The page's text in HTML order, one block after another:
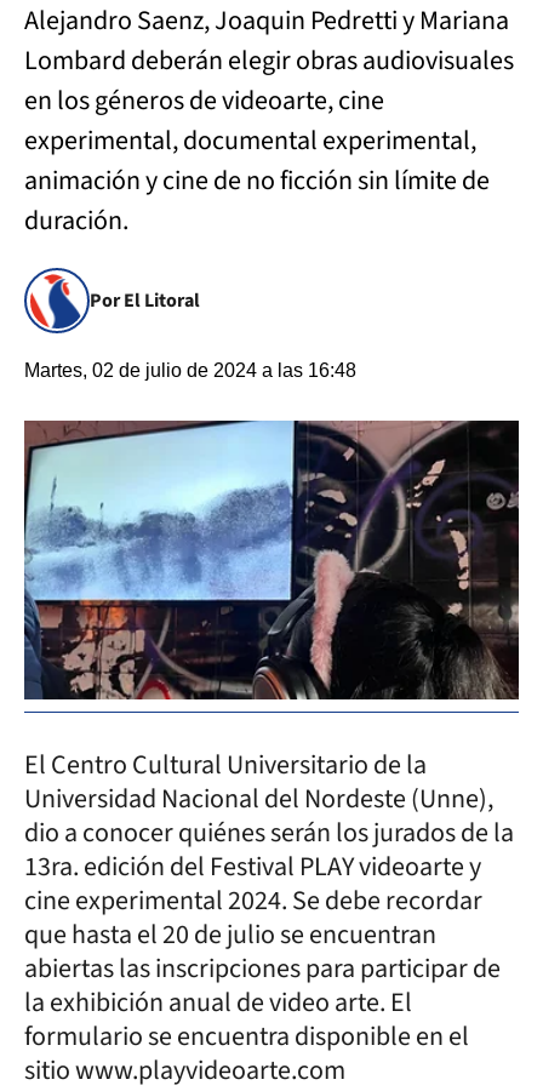
Alejandro Saenz, Joaquin Pedretti y Mariana
Lombard deberán elegir obras audiovisuales
en los géneros de videoarte, cine
experimental, documental experimental,
animación y cine de no ficción sin límite de
duración.
Por El Litoral
Martes, 02 de julio de 2024 a las 16:48
El Centro Cultural Universitario de la
Universidad Nacional del Nordeste (Unne),
dio a conocer quiénes serán los jurados de la
13ra. edición del Festival PLAY videoarte y
cine experimental 2024. Se debe recordar
que hasta el 20 de julio se encuentran
abiertas las inscripciones para participar de
la exhibición anual de video arte. El
formulario se encuentra disponible en el
sitio www.playvideoarte.com